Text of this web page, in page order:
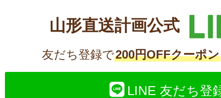
山形直送計画公式
友だち登録で200円OFFクーポン
LINE 友だち登